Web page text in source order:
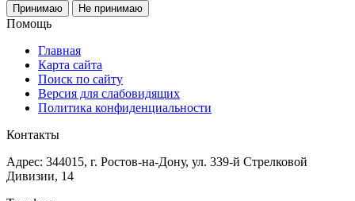
Принимаю Не принимаю
Помощь
Главная
Карта сайта
Поиск по сайту
Версия для слабовидящих
Политика конфиденциальности
Контакты
Адрес: 344015, г. Ростов-на-Дону, ул. 339-й Стрелковой
Дивизии, 14